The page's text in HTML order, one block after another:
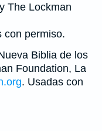
The Lockman
con permiso.
Biblia de los
Foundation, La
. Usadas con